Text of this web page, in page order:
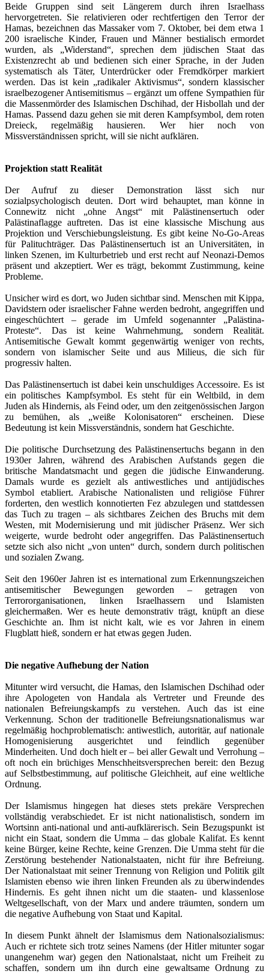
Beide Gruppen sind seit Längerem durch ihren Israelhass
hervorgetreten. Sie relativieren oder rechtfertigen den Terror der
Hamas, bezeichnen das Massaker vom 7. Oktober, bei dem etwa 1
200 israelische Kinder, Frauen und Männer bestialisch ermordet
wurden, als „Widerstand“, sprechen dem jüdischen Staat das
Existenzrecht ab und bedienen sich einer Sprache, in der Juden
systematisch als Täter, Unterdrücker oder Fremdkörper markiert
werden. Das ist kein „radikaler Aktivismus“, sondern klassischer
israelbezogener Antisemitismus – ergänzt um offene Sympathien für
die Massenmörder des Islamischen Dschihad, der Hisbollah und der
Hamas. Passend dazu gehen sie mit deren Kampfsymbol, dem roten
Dreieck, regelmäßig hausieren. Wer hier noch von
Missverständnissen spricht, will sie nicht aufklären.
Projektion statt Realität
Der Aufruf zu dieser Demonstration lässt sich nur
sozialpsychologisch deuten. Dort wird behauptet, man könne in
Connewitz nicht „ohne Angst“ mit Palästinensertuch oder
Palästinaflagge auftreten. Das ist eine klassische Mischung aus
Projektion und Verschiebungsleistung. Es gibt keine No-Go-Areas
für Palituchträger. Das Palästinensertuch ist an Universitäten, in
linken Szenen, im Kulturbetrieb und erst recht auf Neonazi-Demos
präsent und akzeptiert. Wer es trägt, bekommt Zustimmung, keine
Probleme.
Unsicher wird es dort, wo Juden sichtbar sind. Menschen mit Kippa,
Davidstern oder israelischer Fahne werden bedroht, angegriffen und
eingeschüchtert – gerade im Umfeld sogenannter „Palästina-
Proteste“. Das ist keine Wahrnehmung, sondern Realität.
Antisemitische Gewalt kommt gegenwärtig weniger von rechts,
sondern von islamischer Seite und aus Milieus, die sich für
progressiv halten.
Das Palästinensertuch ist dabei kein unschuldiges Accessoire. Es ist
ein politisches Kampfsymbol. Es steht für ein Weltbild, in dem
Juden als Hindernis, als Feind oder, um den zeitgenössischen Jargon
zu bemühen, als „weiße Kolonisatoren“ erscheinen. Diese
Bedeutung ist kein Missverständnis, sondern hat Geschichte.
Die politische Durchsetzung des Palästinensertuchs begann in den
1930er Jahren, während des Arabischen Aufstands gegen die
britische Mandatsmacht und gegen die jüdische Einwanderung.
Damals wurde es gezielt als antiwestliches und antijüdisches
Symbol etabliert. Arabische Nationalisten und religiöse Führer
forderten, den westlich konnotierten Fez abzulegen und stattdessen
das Tuch zu tragen – als sichtbares Zeichen des Bruchs mit dem
Westen, mit Modernisierung und mit jüdischer Präsenz. Wer sich
weigerte, wurde bedroht oder angegriffen. Das Palästinensertuch
setzte sich also nicht „von unten“ durch, sondern durch politischen
und sozialen Zwang.
Seit den 1960er Jahren ist es international zum Erkennungszeichen
antisemitischer Bewegungen geworden – getragen von
Terrororganisationen, linken Israelhassern und Islamisten
gleichermaßen. Wer es heute demonstrativ trägt, knüpft an diese
Geschichte an. Ihm ist nicht kalt, wie es vor Jahren in einem
Flugblatt hieß, sondern er hat etwas gegen Juden.
Die negative Aufhebung der Nation
Mitunter wird versucht, die Hamas, den Islamischen Dschihad oder
ihre Apologeten von Handala als Vertreter und Freunde des
nationalen Befreiungskampfs zu verstehen. Auch das ist eine
Verkennung. Schon der traditionelle Befreiungsnationalismus war
regelmäßig hochproblematisch: antiwestlich, autoritär, auf nationale
Homogenisierung ausgerichtet und feindlich gegenüber
Minderheiten. Und doch hielt er – bei aller Gewalt und Verrohung –
oft noch ein brüchiges Menschheitsversprechen bereit: den Bezug
auf Selbstbestimmung, auf politische Gleichheit, auf eine weltliche
Ordnung.
Der Islamismus hingegen hat dieses stets prekäre Versprechen
vollständig verabschiedet. Er ist nicht nationalistisch, sondern im
Wortsinn anti-national und anti-aufklärerisch. Sein Bezugspunkt ist
nicht ein Staat, sondern die Umma – das globale Kalifat. Es kennt
keine Bürger, keine Rechte, keine Grenzen. Die Umma steht für die
Zerstörung bestehender Nationalstaaten, nicht für ihre Befreiung.
Der Nationalstaat mit seiner Trennung von Religion und Politik gilt
Islamisten ebenso wie ihren linken Freunden als zu überwindendes
Hindernis. Es geht ihnen nicht um die staaten- und klassenlose
Weltgesellschaft, von der Marx und andere träumten, sondern um
die negative Aufhebung von Staat und Kapital.
In diesem Punkt ähnelt der Islamismus dem Nationalsozialismus:
Auch er richtete sich trotz seines Namens (der Hitler mitunter sogar
unangenehm war) gegen den Nationalstaat, nicht um Freiheit zu
schaffen, sondern um ihn durch eine gewaltsame Ordnung zu